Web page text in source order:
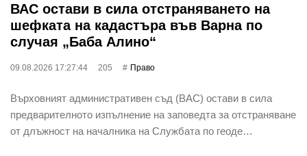
ВАС остави в сила отстраняването на
шефката на кадастъра във Варна по
случая „Баба Алино“
09.08.2026 17:27:44 205 Право
Върховният административен съд (ВАС) остави в сила
предварителното изпълнение на заповедта за отстраняване
от длъжност на началника на Службата по геоде…